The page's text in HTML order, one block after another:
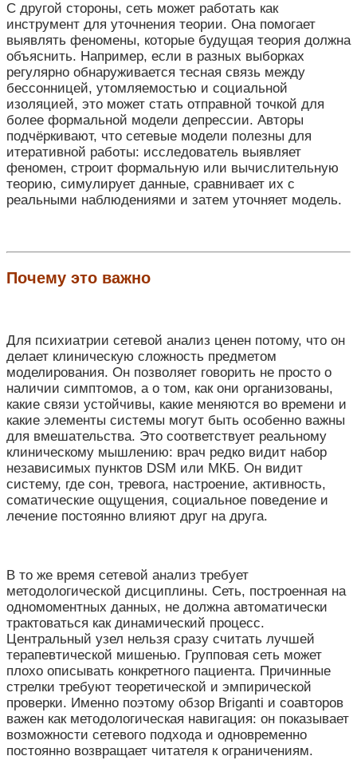
С другой стороны, сеть может работать как
инструмент для уточнения теории. Она помогает
выявлять феномены, которые будущая теория должна
объяснить. Например, если в разных выборках
регулярно обнаруживается тесная связь между
бессонницей, утомляемостью и социальной
изоляцией, это может стать отправной точкой для
более формальной модели депрессии. Авторы
подчёркивают, что сетевые модели полезны для
итеративной работы: исследователь выявляет
феномен, строит формальную или вычислительную
теорию, симулирует данные, сравнивает их с
реальными наблюдениями и затем уточняет модель.
Почему это важно
Для психиатрии сетевой анализ ценен потому, что он
делает клиническую сложность предметом
моделирования. Он позволяет говорить не просто о
наличии симптомов, а о том, как они организованы,
какие связи устойчивы, какие меняются во времени и
какие элементы системы могут быть особенно важны
для вмешательства. Это соответствует реальному
клиническому мышлению: врач редко видит набор
независимых пунктов DSM или МКБ. Он видит
систему, где сон, тревога, настроение, активность,
соматические ощущения, социальное поведение и
лечение постоянно влияют друг на друга.
В то же время сетевой анализ требует
методологической дисциплины. Сеть, построенная на
одномоментных данных, не должна автоматически
трактоваться как динамический процесс.
Центральный узел нельзя сразу считать лучшей
терапевтической мишенью. Групповая сеть может
плохо описывать конкретного пациента. Причинные
стрелки требуют теоретической и эмпирической
проверки. Именно поэтому обзор Briganti и соавторов
важен как методологическая навигация: он показывает
возможности сетевого подхода и одновременно
постоянно возвращает читателя к ограничениям.